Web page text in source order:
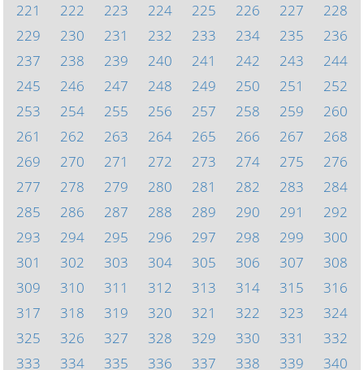
221
222 223 224 225 226 227
228
229
230 231 232 233 234 235
236
237
238 239 240 241 242 243
244
245
246 247 248 249 250 251
252
253
254 255 256 257 258 259
260
261
262 263 264 265 266 267
268
269
270 271 272 273 274 275
276
277
278 279 280 281 282 283
284
285
286 287 288 289 290 291
292
293
294 295 296 297 298 299
300
301
302 303 304 305 306 307
308
309
310 311 312 313 314 315
316
317
318 319 320 321 322 323
324
325
326 327 328 329 330 331
332
333
334 335 336 337 338 339 340